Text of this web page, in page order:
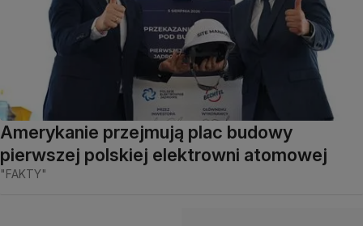
Amerykanie przejmują plac budowy
pierwszej polskiej elektrowni atomowej
"FAKTY"